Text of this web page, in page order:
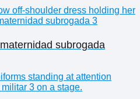
subrogada